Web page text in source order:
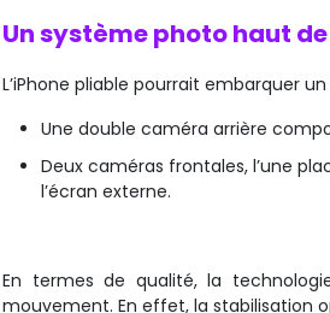
Un système photo haut
L’iPhone pliable pourrait embarquer
Une double caméra arrière
Deux caméras frontales, l’une
l’écran externe.
En termes de qualité, la
mouvement. En effet, la stabilisation